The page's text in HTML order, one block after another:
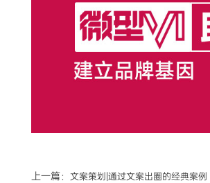
上一篇： 文案策划|通过文案出圈的经典案例